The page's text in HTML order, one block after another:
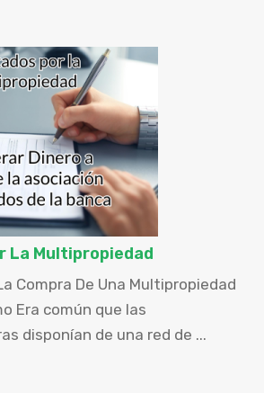
La Multipropiedad
Compra De Una Multipropiedad
Era común que las
disponían de una red de ...